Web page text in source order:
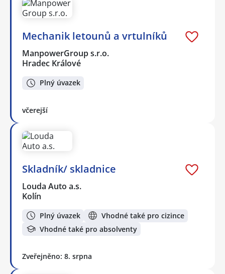
Mechanik letounů a vrtulníků
ManpowerGroup s.r.o.
Hradec Králové
Plný úvazek
včerejší
Skladník/ skladnice
Louda Auto a.s.
Kolín
Plný úvazek
Vhodné také pro cizince
Vhodné také pro absolventy
Zveřejněno: 8. srpna